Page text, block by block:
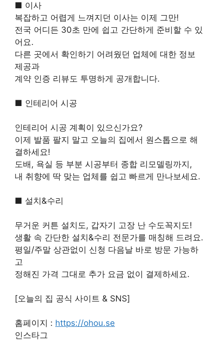
■ 이사
복잡하고 어렵게 느껴지던 이사는 이제 그만!
전국 어디든 30초 만에 쉽고 간단하게 준비할 수 있
어요.
다른 곳에서 확인하기 어려웠던 업체에 대한 정보
제공과
계약 인증 리뷰도 투명하게 공개합니다.
■ 인테리어 시공
인테리어 시공 계획이 있으신가요?
이제 발품 팔지 말고 오늘의 집에서 원스톱으로 해
결하세요!
도배, 욕실 등 부분 시공부터 종합 리모델링까지,
내 취향에 딱 맞는 업체를 쉽고 빠르게 만나보세요.
■ 설치&수리
무거운 커튼 설치도, 갑자기 고장 난 수도꼭지도!
생활 속 간단한 설치&수리 전문가를 매칭해 드려요.
평일/주말 상관없이 신청 다음날 바로 방문 가능하
고
정해진 가격 그대로 추가 요금 없이 결제하세요.
[오늘의 집 공식 사이트 & SNS]
홈페이지 : https://ohou.se
인스타그